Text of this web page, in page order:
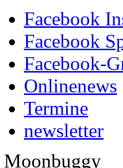
Facebook
Facebook
Facebook-
Onlinenews
Termine
newsletter
Moonbuggy